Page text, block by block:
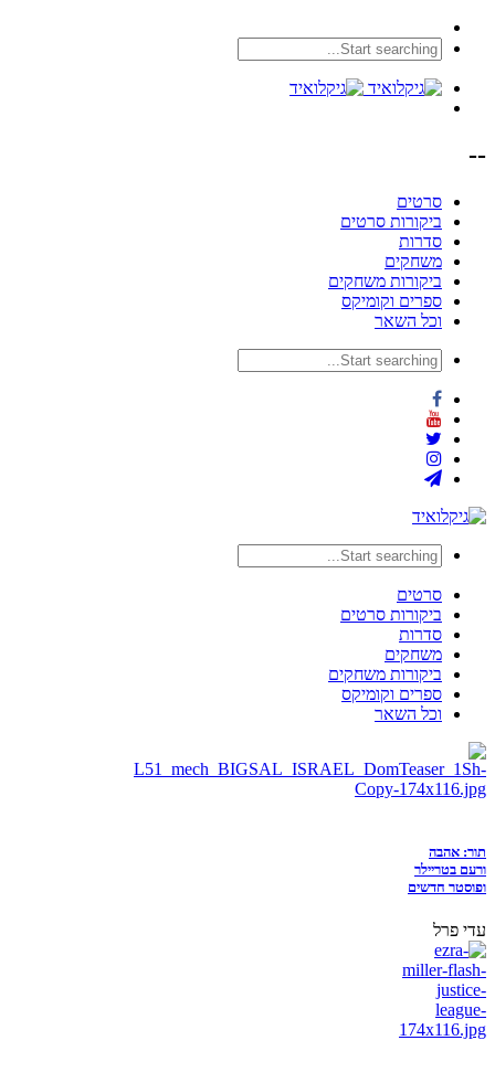
--
סרטים
ביקורות סרטים
סדרות
משחקים
ביקורות משחקים
ספרים וקומיקס
וכל השאר
סרטים
ביקורות סרטים
סדרות
משחקים
ביקורות משחקים
ספרים וקומיקס
וכל השאר
תור: אהבה
ורעם בטריילר
ופוסטר חדשים
עדי פרל